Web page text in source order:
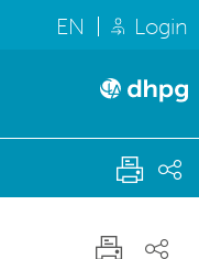
EN Login